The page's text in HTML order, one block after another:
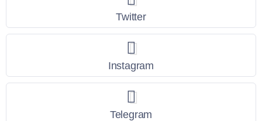
Twitter
Instagram
Telegram